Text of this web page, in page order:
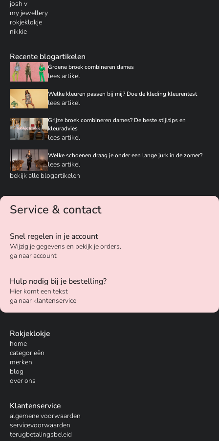
josh v
my jewellery
rokjeklokje
nikkie
Recente blogartikelen
Groene broek combineren dames
lees artikel
Welke kleuren passen bij mij? Doe de kleding kleurentest
lees artikel
Grijze broek combineren dames? De beste stijltips en
kleuradvies
lees artikel
Welke schoenen draag je onder een lange jurk in de zomer?
lees artikel
bekijk alle blogartikelen
Service & contact
Snel regelen in je account
Wijzig je gegevens en bekijk je orders.
ga naar account
Hulp nodig bij je bestelling?
Hier komt een tekst
ga naar klantenservice
Rokjeklokje
home
categorieën
merken
blog
over ons
Klantenservice
algemene voorwaarden
servicevoorwaarden
terugbetalingsbeleid